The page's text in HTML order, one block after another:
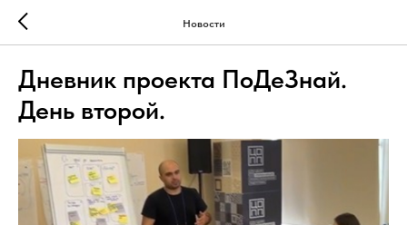
Новости
Дневник проекта ПоДеЗнай.
День второй.